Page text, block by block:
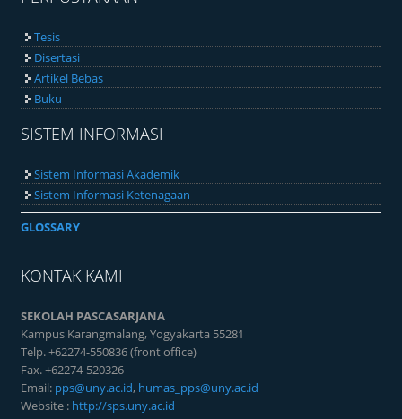
Tesis
Disertasi
Artikel Bebas
Buku
SISTEM INFORMASI
Sistem Informasi Akademik
Sistem Informasi Ketenagaan
GLOSSARY
KONTAK KAMI
SEKOLAH PASCASARJANA
Kampus Karangmalang, Yogyakarta 55281
Telp. +62274-550836 (front office)
Fax. +62274-520326
Email: pps@uny.ac.id, humas_pps@uny.ac.id
Website : http://sps.uny.ac.id